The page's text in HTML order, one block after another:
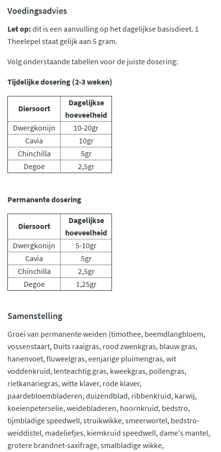
Voedingsadvies
Let op: dit is een aanvulling op het dagelijkse basisdieet. 1
Theelepel staat gelijk aan 5 gram.
Volg onderstaande tabellen voor de juiste dosering:
Tijdelijke dosering (2-3 weken)
Diersoort
Dagelijkse
hoeveelheid
Dwergkonijn
10-20gr
Cavia
10gr
Chinchilla
5gr
Degoe
2,5gr
Permanente dosering
Diersoort
Dagelijkse
hoeveelheid
Dwergkonijn
5-10gr
Cavia
5gr
Chinchilla
2,5gr
Degoe
1,25gr
Samenstelling
Groei van permanente weiden (timothee, beemdlangbloem,
vossenstaart, Duits raaigras, rood zwenkgras, blauw gras,
hanenvoet, fluweelgras, eenjarige pluimengras, wit
voddenkruid, lenteachtig gras, kweekgras, pollengras,
rietkanariegras, witte klaver, rode klaver,
paardebloembladeren, duizendblad, ribbenkruid, karwij,
koeienpeterselie, weidebladeren, hoornkruid, bedstro,
tijmbladige speedwell, struikwikke, smeerwortel, bedstro-
weiddistel, madeliefjes, kiemkruid speedwell, dame's mantel,
grotere brandnet-saxifrage, smalbladige wikke,